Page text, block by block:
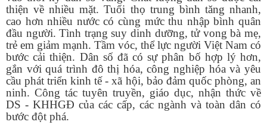
thiện về nhiều mặt. Tuổi thọ trung bình tăng nhanh,
cao hơn nhiều nước có cùng mức thu nhập bình quân
đầu người. Tình trạng suy dinh dưỡng, tử vong bà mẹ,
trẻ em giảm mạnh. Tầm vóc, thể lực người Việt Nam có
bước cải thiện. Dân số đã có sự phân bố hợp lý hơn,
gắn với quá trình đô thị hóa, công nghiệp hóa và yêu
cầu phát triển kinh tế - xã hội, bảo đảm quốc phòng, an
ninh. Công tác tuyên truyền, giáo dục, nhận thức về
DS - KHHGĐ của các cấp, các ngành và toàn dân có
bước đột phá.